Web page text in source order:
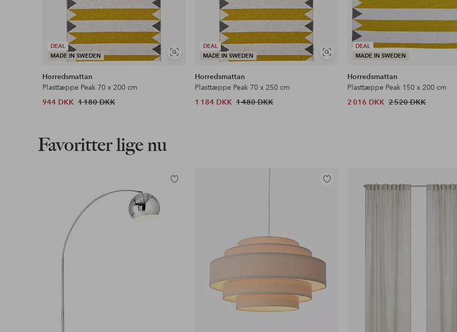
DEAL
MADE IN SWEDEN
Se
Horredsmattan
Plasttæppe Peak 70 x 200 cm
944 DKK 1 180 DKK
DEAL
MADE IN SWEDEN
Se
Horredsmattan
Plasttæppe Peak 70 x 250 cm
1 184 DKK 1 480 DKK
DEAL
MADE IN SWEDEN
Horredsmattan
Plasttæppe Peak 150 x 200 cm
2 016 DKK 2 520 DKK
Favoritter lige nu
Tilføj
Tilføj